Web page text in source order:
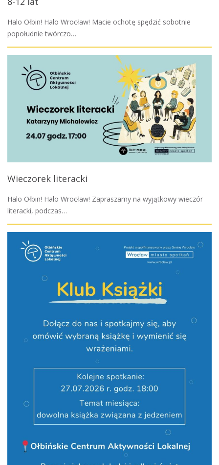
Halo Ołbin! Halo Wrocław! Macie ochotę spędzić sobotnie
popołudnie twórczo…
Wieczorek literacki
Halo Ołbin! Halo Wrocław! Zapraszamy na wyjątkowy wieczór
literacki, podczas…